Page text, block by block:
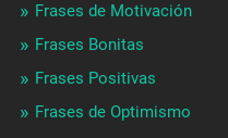
Frases de Motivación
Frases Bonitas
Frases Positivas
Frases de Optimismo